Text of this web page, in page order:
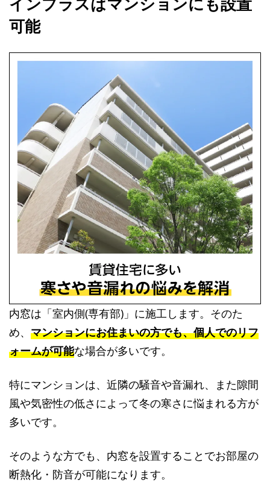
可能
内窓は「室内側(専有部)」に施工します。そのた
め、 マンションにお住まいの方でも、個人でのリフ
ォームが可能な場合が多いです。
特にマンションは、近隣の騒音や音漏れ、また隙間
風や気密性の低さによって冬の寒さに悩まれる方が
多いです。
そのような方でも、内窓を設置することでお部屋の
断熱化・防音が可能になります。